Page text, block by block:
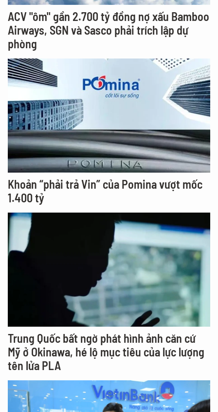
ACV "ôm" gần 2.700 tỷ đồng nợ xấu Bamboo
Airways, SGN và Sasco phải trích lập dự
phòng
Khoản “phải trả Vin” của Pomina vượt mốc
1.400 tỷ
Trung Quốc bất ngờ phát hình ảnh căn cứ
Mỹ ở Okinawa, hé lộ mục tiêu của lực lượng
tên lửa PLA